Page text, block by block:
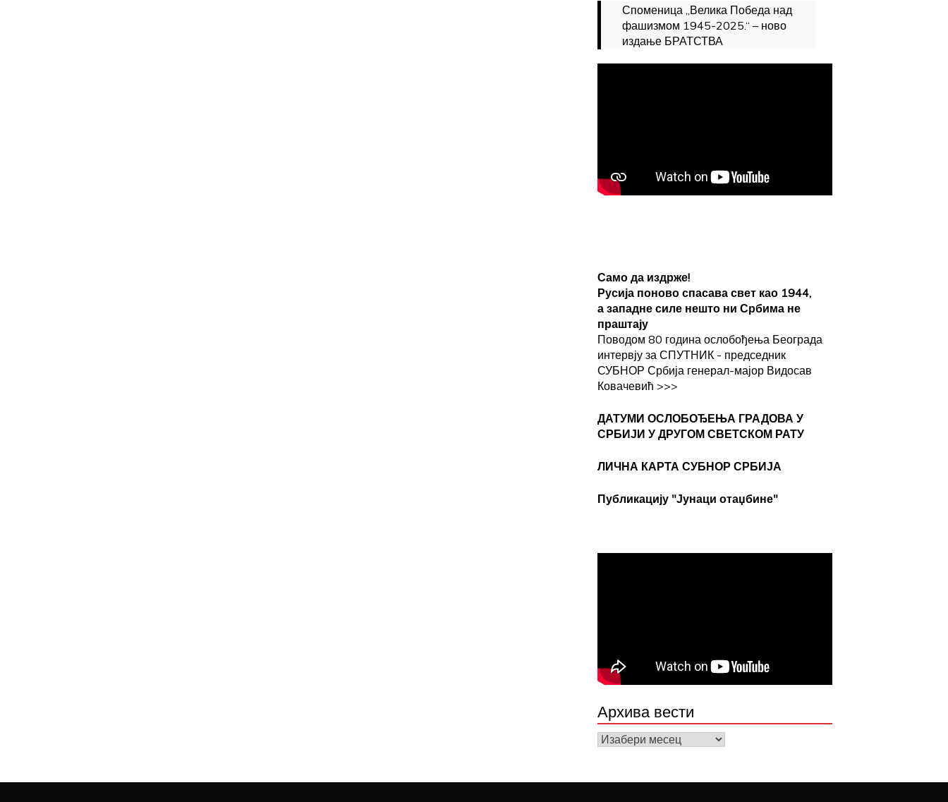
Споменица „Велика Победа над
фашизмом 1945-2025.“ – ново
издање БРАТСТВА
Само да издрже!
Русија поново спасава свет као 1944,
а западне силе нешто ни Србима не
праштају
Поводом 80 година ослобођења Београда
интервју за СПУТНИК - председник
СУБНОР Србија генерал-мајор Видосав
Ковачевић >>>
ДАТУМИ ОСЛОБОЂЕЊА ГРАДОВА У
СРБИЈИ У ДРУГОМ СВЕТСКОМ РАТУ
ЛИЧНА КАРТА СУБНОР СРБИЈА
Публикацију "Јунаци отаџбине"
Архива вести
Архива